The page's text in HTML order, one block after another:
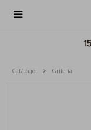

Catálogo Grifería